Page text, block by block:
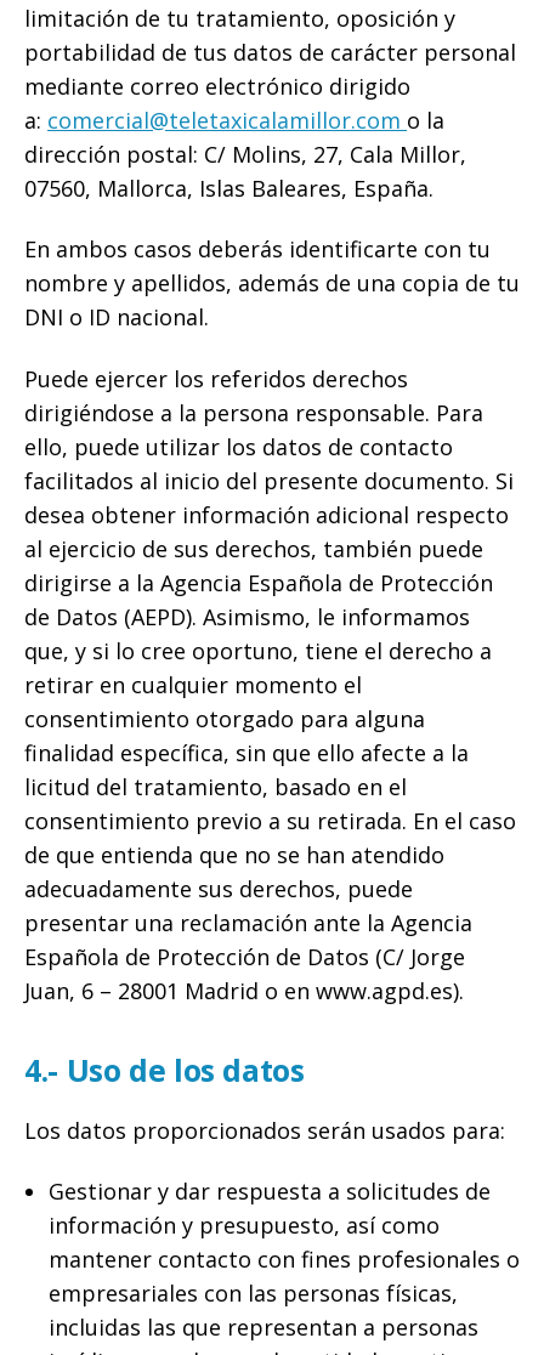
limitación de tu tratamiento, oposición y
portabilidad de tus datos de carácter personal
mediante correo electrónico dirigido
a: comercial@teletaxicalamillor.com o la
dirección postal: C/ Molins, 27, Cala Millor,
07560, Mallorca, Islas Baleares, España.
En ambos casos deberás identificarte con tu
nombre y apellidos, además de una copia de tu
DNI o ID nacional.
Puede ejercer los referidos derechos
dirigiéndose a la persona responsable. Para
ello, puede utilizar los datos de contacto
facilitados al inicio del presente documento. Si
desea obtener información adicional respecto
al ejercicio de sus derechos, también puede
dirigirse a la Agencia Española de Protección
de Datos (AEPD). Asimismo, le informamos
que, y si lo cree oportuno, tiene el derecho a
retirar en cualquier momento el
consentimiento otorgado para alguna
finalidad específica, sin que ello afecte a la
licitud del tratamiento, basado en el
consentimiento previo a su retirada. En el caso
de que entienda que no se han atendido
adecuadamente sus derechos, puede
presentar una reclamación ante la Agencia
Española de Protección de Datos (C/ Jorge
Juan, 6 – 28001 Madrid o en www.agpd.es).
4.- Uso de los datos
Los datos proporcionados serán usados para:
Gestionar y dar respuesta a solicitudes de
información y presupuesto, así como
mantener contacto con fines profesionales o
empresariales con las personas físicas,
incluidas las que representan a personas